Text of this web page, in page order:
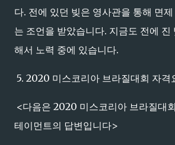
다. 전에 있던 빚은 영사관을 통해 면
는 조언을 받았습니다. 지금도 전에 진
해서 노력 중에 있습니다.
5. 2020 미스코리아 브라질대회 자격
<다음은 2020 미스코리아 브라질대
테이먼트의 답변입니다>